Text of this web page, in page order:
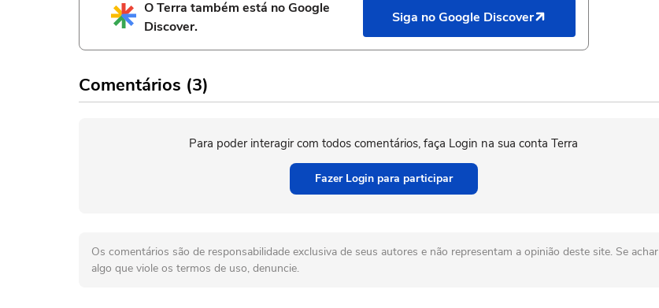
O Terra também está no Google
Discover.
Siga no Google Discover
Comentários (3)
Para poder interagir com todos comentários, faça Login na sua conta Terra
Fazer Login para participar
Os comentários são de responsabilidade exclusiva de seus autores e não representam a opinião deste site. Se achar
algo que viole os termos de uso, denuncie.